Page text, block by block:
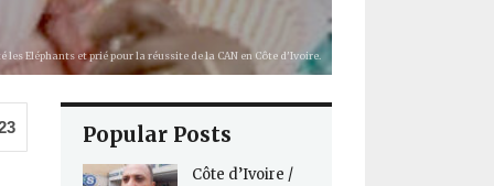
Eléphants et prié pour la réussite de la CAN en Côte d'Ivoire.
Popular Posts
Côte d’Ivoire /